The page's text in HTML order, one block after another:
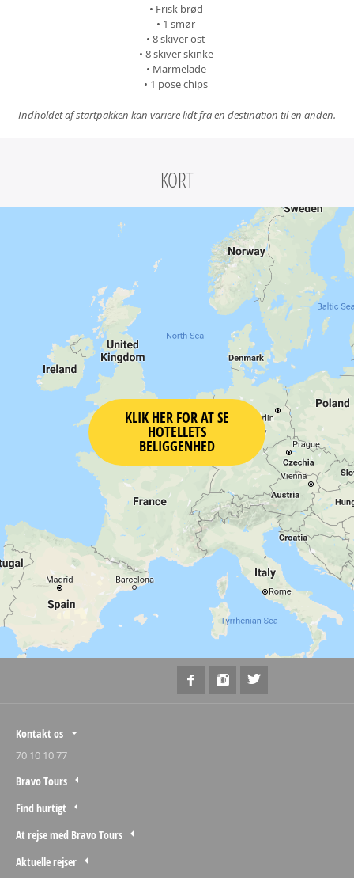
• Frisk brød
• 1 smør
• 8 skiver ost
• 8 skiver skinke
• Marmelade
• 1 pose chips
Indholdet af startpakken kan variere lidt fra en destination til en anden.
KORT
KLIK HER FOR AT SE
HOTELLETS
BELIGGENHED
Kontakt os
70 10 10 77
Bravo Tours
Find hurtigt
At rejse med Bravo Tours
Aktuelle rejser